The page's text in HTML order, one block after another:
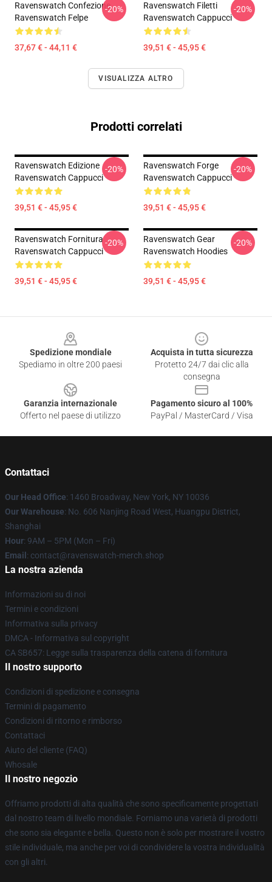
Ravenswatch Confezione
Ravenswatch Felpe
37,67 € - 44,11 €
-20%
Ravenswatch Filetti
Ravenswatch Cappucci
39,51 € - 45,95 €
-20%
VISUALIZZA ALTRO
Prodotti correlati
Ravenswatch Edizione
Ravenswatch Cappucci
39,51 € - 45,95 €
-20%
Ravenswatch Forge
Ravenswatch Cappucci
39,51 € - 45,95 €
-20%
Ravenswatch Fornitura
Ravenswatch Cappucci
39,51 € - 45,95 €
-20%
Ravenswatch Gear
Ravenswatch Hoodies
39,51 € - 45,95 €
-20%
Spedizione mondiale
Spediamo in oltre 200 paesi
Acquista in tutta sicurezza
Protetto 24/7 dai clic alla
consegna
Garanzia internazionale
Offerto nel paese di utilizzo
Pagamento sicuro al 100%
PayPal / MasterCard / Visa
Contattaci
Our Head Office: 1460 Broadway, New York, NY 10036
Our Warehouse: No. 606 Nanjing Road West, Huangpu District,
Shanghai
Hour: 9AM – 5PM (Mon – Fri)
Email : contact@ravenswatch-merch.shop
La nostra azienda
Informazioni su di noi
Termini e condizioni
Informativa sulla privacy
DMCA - Informativa sul copyright
CA SB657: Legge sulla trasparenza della catena di fornitura
Il nostro supporto
Condizioni di spedizione e consegna
Termini di pagamento
Condizioni di ritorno e rimborso
Contattaci
Aiuto del cliente (FAQ)
Whosale
Il nostro negozio
Offriamo prodotti di alta qualità che sono specificamente progettati
dal nostro team di livello mondiale. Forniamo una varietà di prodotti
che sono sia elegante e bella. Questo non è solo per mostrare il vostro
stile individuale, ma anche per voi di condividere la vostra individualità
con gli altri.